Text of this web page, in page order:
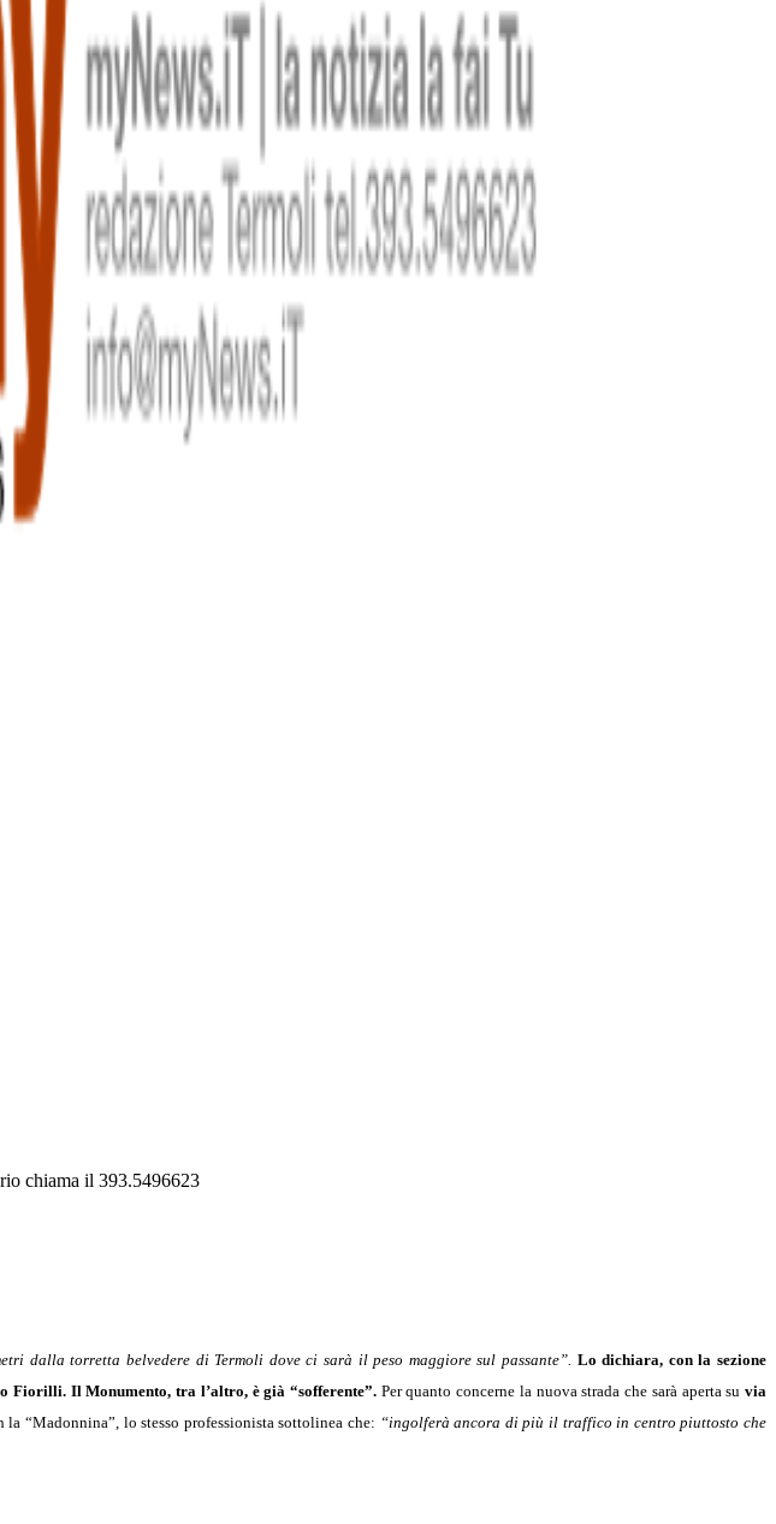
chiama il 393.5496623
dalla torretta belvedere di Termoli dove ci sarà il peso maggiore sul passante”. Lo dichiara, con la sezione
Fiorilli. Il Monumento, tra l’altro, è già “sofferente”.Per quanto concerne la nuova strada che sarà aperta suvia
“Madonnina”, lo stesso professionista sottolinea che: “ingolferà ancora di più il traffico in centro piuttosto che